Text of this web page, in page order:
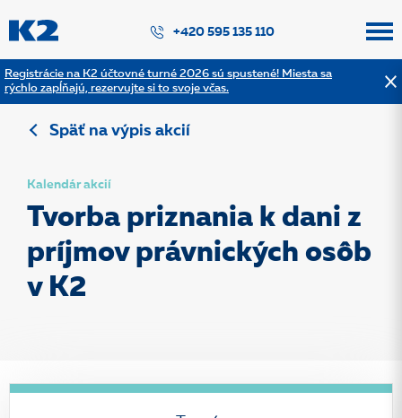
Registrácie na K2 účtovné turné 2026 sú spustené! Miesta sa
rýchlo zapĺňajú, rezervujte si to svoje včas.
+420 595 135 110
Späť na výpis akcií
Kalendár akcií
Tvorba priznania k dani z
príjmov právnických osôb
v K2